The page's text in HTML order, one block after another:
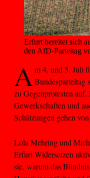
Erfurt bereitet sich
den AfD-Parteitag
Am 4. und 5. Juli
Bundesparteitag
zu Gegenprotesten
Gewerkschaften und
Schätzungen gehen
Lola Mehring und
Erfurt Widersetzen
sie, warum das